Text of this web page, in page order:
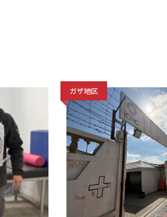
ガザ地区